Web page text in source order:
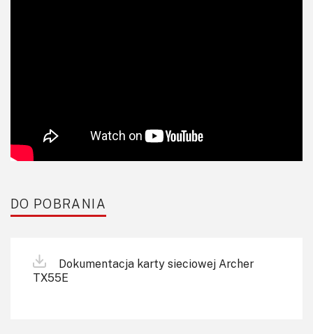
DO POBRANIA
Dokumentacja karty sieciowej Archer
TX55E